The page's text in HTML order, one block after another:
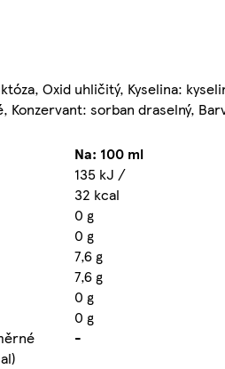
Oxid uhličitý, Kyselina:
sorban draselný,
Na: 100 ml
135 kJ /
32 kcal
0 g
0 g
7,6 g
7,6 g
0 g
0 g
-